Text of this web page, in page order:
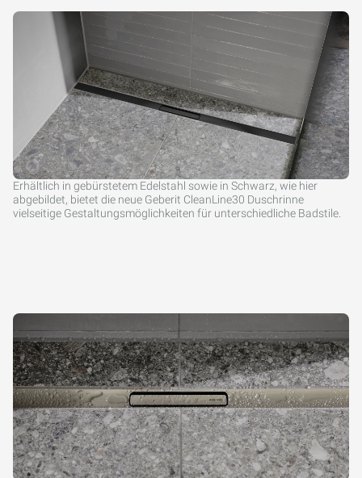
Erhältlich in gebürstetem Edelstahl sowie in Schwarz, wie hier
abgebildet, bietet die neue Geberit CleanLine30 Duschrinne
vielseitige Gestaltungsmöglichkeiten für unterschiedliche Badstile.